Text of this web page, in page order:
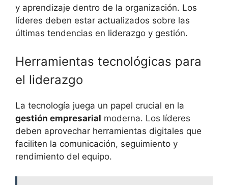
y aprendizaje dentro de la organización. Los
líderes deben estar actualizados sobre las
últimas tendencias en liderazgo y gestión.
Herramientas tecnológicas para
el liderazgo
La tecnología juega un papel crucial en la
gestión empresarial moderna. Los líderes
deben aprovechar herramientas digitales que
faciliten la comunicación, seguimiento y
rendimiento del equipo.